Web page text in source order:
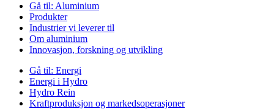
Gå til: Aluminium
Produkter
Industrier vi leverer til
Om aluminium
Innovasjon, forskning og utvikling
Gå til: Energi
Energi i Hydro
Hydro Rein
Kraftproduksjon og markedsoperasjoner